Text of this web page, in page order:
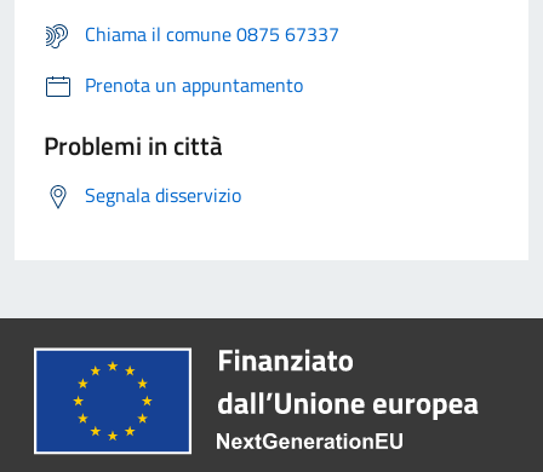
Chiama il comune 0875 67337
Prenota un appuntamento
Problemi in città
Segnala disservizio